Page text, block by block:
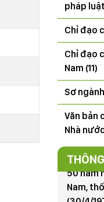
pháp
Chỉ đạo
Chỉ đạo
Nam (11)
Sơ
Văn bản
Nhà
tra tình
(SVGH)
cây lúa
22/07/
CÔNG
hạ du
Bình
18/07/
50
Nam,
(30/4/
13/03/